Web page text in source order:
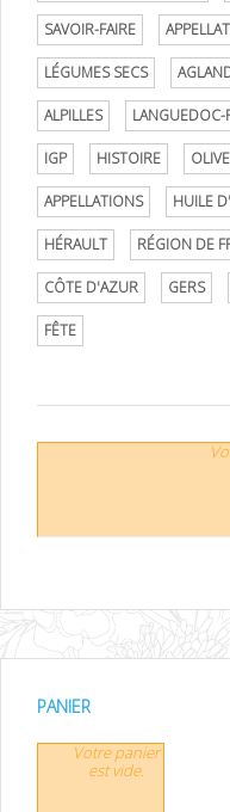
SAVOIR-FAIRE
LÉGUMES SECS
ALPILLES
IGP HISTOIRE
APPELLATIONS HUILE
HÉRAULT RÉGION DE
CÔTE D'AZUR GERS
FÊTE
PANIER
Votre panier
est vide.